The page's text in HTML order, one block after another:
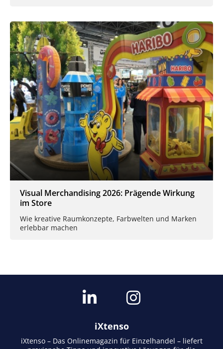
Visual Merchandising 2026: Prägende Wirkung
im Store
Wie kreative Raumkonzepte, Farbwelten und Marken
erlebbar machen
iXtenso
iXtenso – Das Onlinemagazin für Einzelhandel – liefert